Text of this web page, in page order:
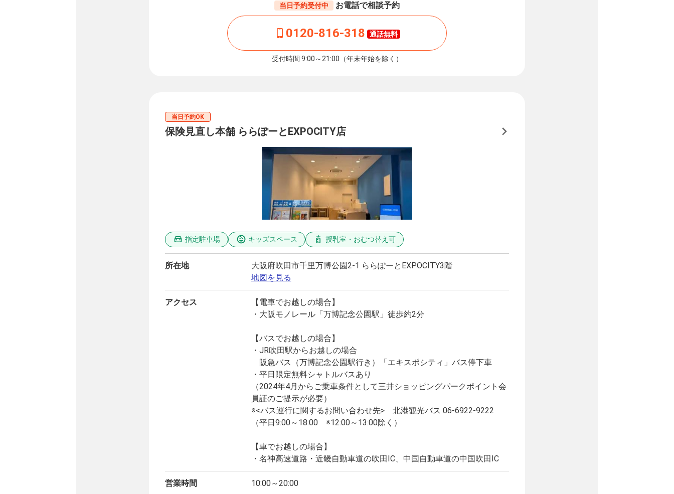
当日予約受付中 お電話で相談予約
0120-816-318 通話無料
受付時間 9:00～21:00（年末年始を除く）
当日予約OK
保険見直し本舗 ららぽーとEXPOCITY店
指定駐車場 キッズスペース 授乳室・おむつ替え可
所在地
大阪府吹田市千里万博公園2-1 ららぽーとEXPOCITY3階
地図を見る
アクセス
【電車でお越しの場合】
・大阪モノレール「万博記念公園駅」徒歩約2分
【バスでお越しの場合】
・JR吹田駅からお越しの場合
阪急バス（万博記念公園駅行き）「エキスポシティ」バス停下車
・平日限定無料シャトルバスあり
（2024年4月からご乗車条件として三井ショッピングパークポイント会
員証のご提示が必要）
※<バス運行に関するお問い合わせ先> 北港観光バス 06-6922-9222
（平日9:00～18:00 ※12:00～13:00除く）
【車でお越しの場合】
・名神高速道路・近畿自動車道の吹田IC、中国自動車道の中国吹田IC
営業時間 10:00～20:00